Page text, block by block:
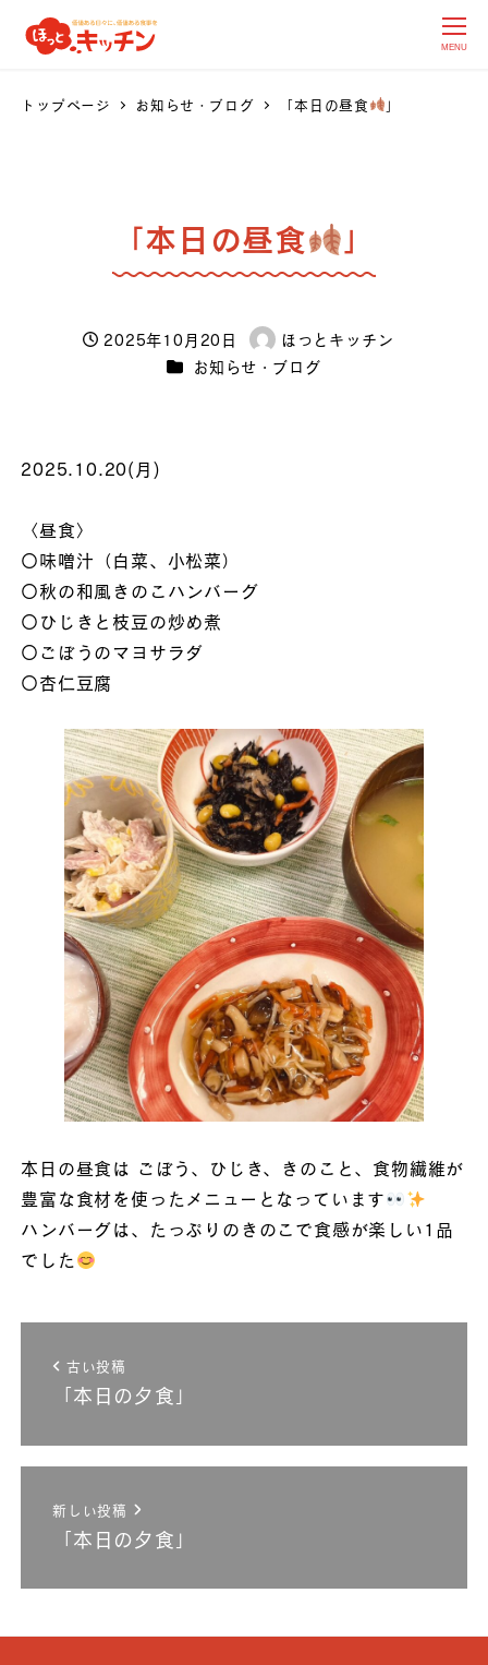
MENU
トップページ お知らせ・ブログ 「本日の昼食 」
「本日の昼食 」
投稿日
2025年10月20日
著
者
ほっとキッチン
カテゴリー
お知らせ・ブログ
2025.10.20(月)
〈昼食〉
〇味噌汁（白菜、小松菜）
〇秋の和風きのこハンバーグ
〇ひじきと枝豆の炒め煮
〇ごぼうのマヨサラダ
〇杏仁豆腐
本日の昼食は ごぼう、ひじき、きのこと、食物繊維が
豊富な食材を使ったメニューとなっています
ハンバーグは、たっぷりのきのこで食感が楽しい1品
でした
古い投稿
「本日の夕食」
新しい投稿
「本日の夕食」